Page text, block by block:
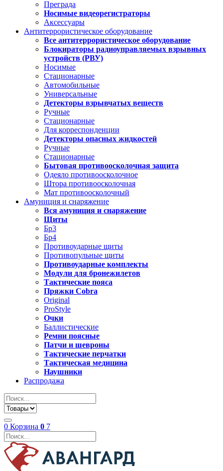
Преграда
Носимые видеорегистраторы
Аксессуары
Антитеррористическое оборудование
Все антитеррористическое оборудование
Блокираторы радиоуправляемых взрывных
устройств (РВУ)
Носимые
Стационарные
Автомобильные
Универсальные
Детекторы взрывчатых веществ
Ручные
Стационарные
Для корреспонденции
Детекторы опасных жидкостей
Ручные
Стационарные
Бытовая противоосколочная защита
Одеяло противоосколочное
Штора противоосколочная
Мат противоосколочный
Амуниция и снаряжение
Вся амуниция и снаряжение
Щиты
Бр3
Бр4
Противоударные щиты
Противопульные щиты
Противоударные комплекты
Модули для бронежилетов
Тактические пояса
Пряжки Cobra
Original
ProStyle
Очки
Баллистические
Ремни поясные
Патчи и шевроны
Тактические перчатки
Тактическая медицина
Наушники
Распродажа
0 Корзина 0 7